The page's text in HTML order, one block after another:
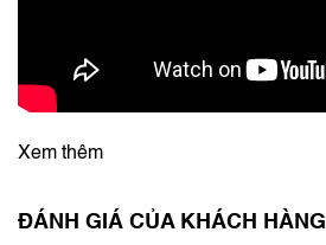
Xem thêm
ĐÁNH GIÁ CỦA KHÁCH HÀNG